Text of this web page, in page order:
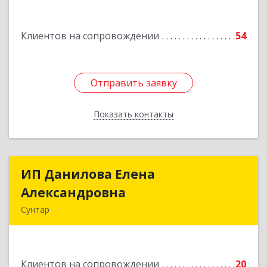
Клиентов на сопровождении 54
Отправить заявку
Показать контакты
Подробнее
Отправить заявку
Назад
ИП Данилова Елена
Александровна
Сунтар
Клиентов на сопровождении 20
ИП Данилова Елена